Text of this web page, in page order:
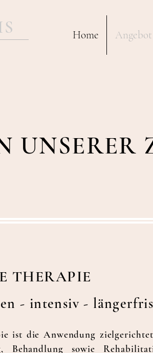
Home Angebot
UNSERER
THERAPIE
- intensiv -
ist die Anwendung
Behandlung sowie